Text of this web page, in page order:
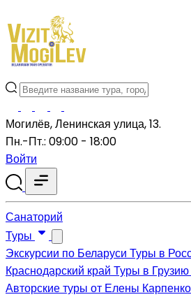
Могилёв, Ленинская улица, 13.
Пн.-Пт.: 09:00 - 18:00
Войти
Санаторий
Туры
Экскурсии по Беларуси Туры в
Краснодарский край Туры в Грузию
Авторские туры от Елены Карпенко